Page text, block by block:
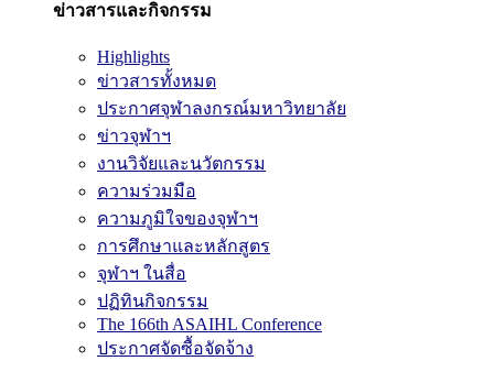
ข่าวสารและกิจกรรม
Highlights
ข่าวสารทั้งหมด
ประกาศจุฬาลงกรณ์มหาวิทยาลัย
ข่าวจุฬาฯ
งานวิจัยและนวัตกรรม
ความร่วมมือ
ความภูมิใจของจุฬาฯ
การศึกษาและหลักสูตร
จุฬาฯ ในสื่อ
ปฏิทินกิจกรรม
The 166th ASAIHL Conference
ประกาศจัดซื้อจัดจ้าง